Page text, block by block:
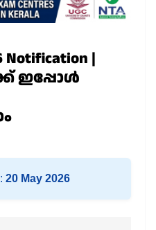
Notification |
ഇപ്പോൾ
20 May 2026